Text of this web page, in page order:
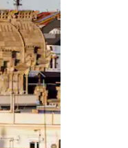
или плъзгане.